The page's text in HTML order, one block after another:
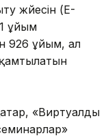
жүйесін (E-
ұйым
926 ұйым, ал
«Виртуалды